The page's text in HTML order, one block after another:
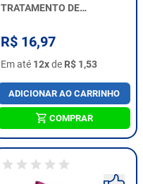
TRATAMENTO DE
R$ 16,97
Em até 12xde R$ 1,53
ADICIONAR AO CARRINHO
COMPRAR